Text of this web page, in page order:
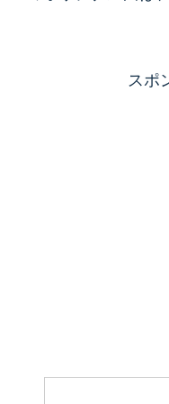
スポ